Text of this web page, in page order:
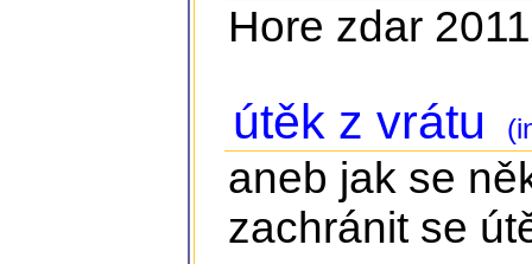
Hore zdar 2011
útěk z vrátu
aneb jak se
zachránit se